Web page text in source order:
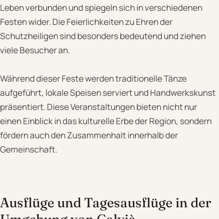
Leben verbunden und spiegeln sich in verschiedenen
Festen wider. Die Feierlichkeiten zu Ehren der
Schutzheiligen sind besonders bedeutend und ziehen
viele Besucher an.
Während dieser Feste werden traditionelle Tänze
aufgeführt, lokale Speisen serviert und Handwerkskunst
präsentiert. Diese Veranstaltungen bieten nicht nur
einen Einblick in das kulturelle Erbe der Region, sondern
fördern auch den Zusammenhalt innerhalb der
Gemeinschaft.
Ausflüge und Tagesausflüge in der